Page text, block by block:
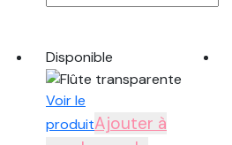
de
type
24
Disponible
Voir le
produitAjouter à